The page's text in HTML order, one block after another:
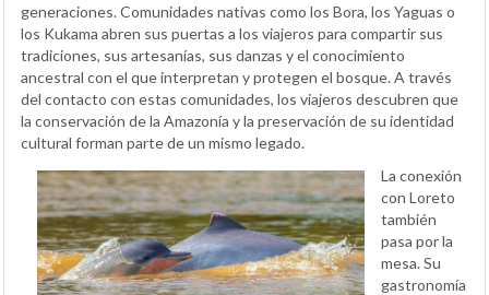
generaciones. Comunidades nativas como los Bora, los Yaguas o
los Kukama abren sus puertas a los viajeros para compartir sus
tradiciones, sus artesanías, sus danzas y el conocimiento
ancestral con el que interpretan y protegen el bosque. A través
del contacto con estas comunidades, los viajeros descubren que
la conservación de la Amazonía y la preservación de su identidad
cultural forman parte de un mismo legado.
La conexión
con Loreto
también
pasa por la
mesa. Su
gastronomía